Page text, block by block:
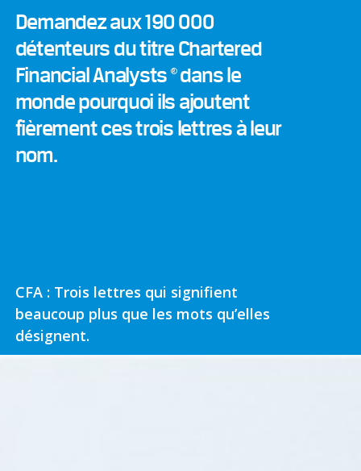
Demandez aux 190 000
détenteurs du titre Chartered
Financial Analysts ®dans le
monde pourquoi ils ajoutent
fièrement ces trois lettres à leur
nom.
CFA : Trois lettres qui signifient
beaucoup plus que les mots qu’elles
désignent.